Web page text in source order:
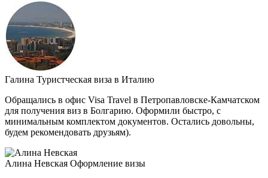
Галина Туристческая виза в Италию
Обращались в офис Visa Travel в Петропавловске-Камчатском
для получения виз в Болгарию. Оформили быстро, с
минимальным комплектом документов. Остались довольны,
будем рекомендовать друзьям).
Алина Невская Оформление визы